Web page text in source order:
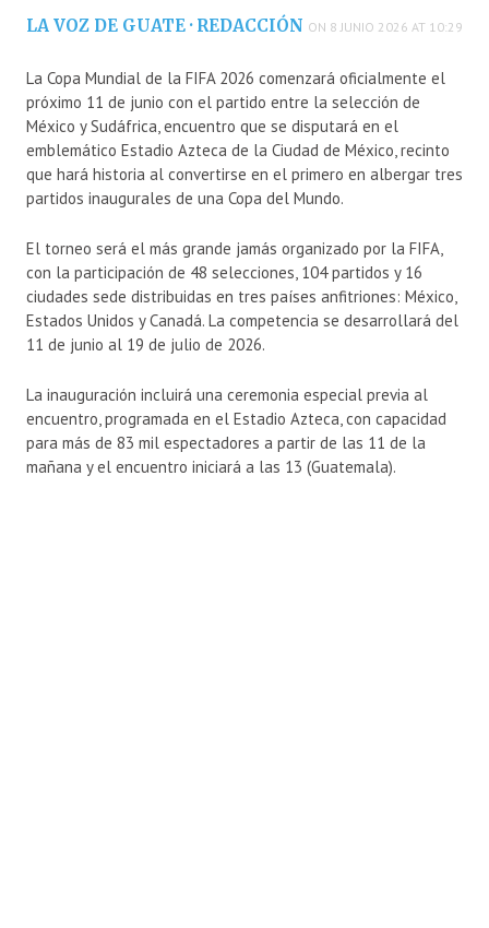
LA VOZ DE GUATE · REDACCIÓN ON 8 JUNIO 2026 AT 10:29
La Copa Mundial de la FIFA 2026 comenzará oficialmente el
próximo 11 de junio con el partido entre la selección de
México y Sudáfrica, encuentro que se disputará en el
emblemático Estadio Azteca de la Ciudad de México, recinto
que hará historia al convertirse en el primero en albergar tres
partidos inaugurales de una Copa del Mundo.
El torneo será el más grande jamás organizado por la FIFA,
con la participación de 48 selecciones, 104 partidos y 16
ciudades sede distribuidas en tres países anfitriones: México,
Estados Unidos y Canadá. La competencia se desarrollará del
11 de junio al 19 de julio de 2026.
La inauguración incluirá una ceremonia especial previa al
encuentro, programada en el Estadio Azteca, con capacidad
para más de 83 mil espectadores a partir de las 11 de la
mañana y el encuentro iniciará a las 13 (Guatemala).